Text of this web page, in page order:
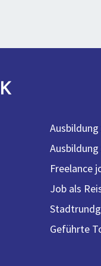
Freelance
Job als
Geführte